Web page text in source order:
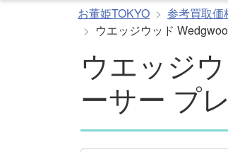
お董姫TOKYO 参考買取価
ウエッジウッド
ウエッジ
ーサー プ